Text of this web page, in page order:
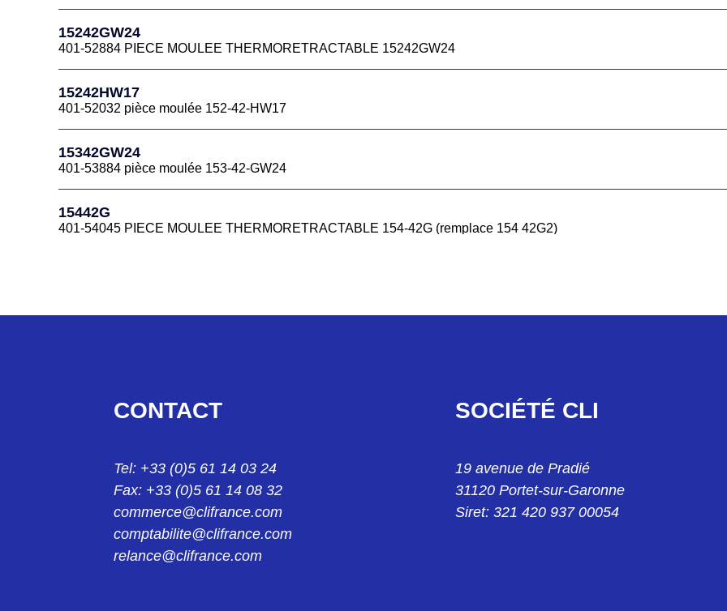
15242GW24
401-52884 PIECE MOULEE THERMORETRACTABLE 15242GW24
15242HW17
401-52032 pièce moulée 152-42-HW17
15342GW24
401-53884 pièce moulée 153-42-GW24
15442G
401-54045 PIECE MOULEE THERMORETRACTABLE 154-42G (remplace 154 42G2)
401-56009 PIECE MOULEE THERMORETRACTABLE 156-42-B7
401-56045 PIECE MOULEE THERMORETRACTABLE 156-42G
15642GW24
401-56884 PIECE MOULEE THERMORETRACTABLE 15642GW24
CONTACT
Tel: +33 (0)5 61 14 03 24
Fax: +33 (0)5 61 14 08 32
commerce@clifrance.com
comptabilite@clifrance.com
relance@clifrance.com
SOCIÉTÉ CLI
19 avenue de Pradié
31120 Portet-sur-Garonne
Siret: 321 420 937 00054